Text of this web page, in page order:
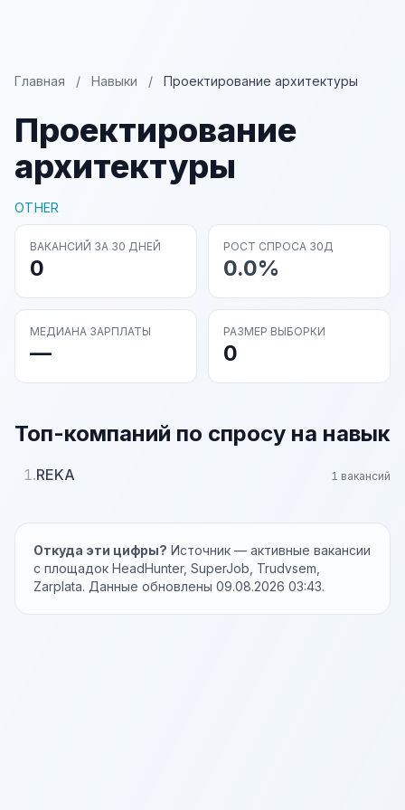
Главная / Навыки / Проектирование архитектуры
Проектирование
архитектуры
OTHER
ВАКАНСИЙ ЗА 30 ДНЕЙ
0
РОСТ СПРОСА 30Д
0.0%
МЕДИАНА ЗАРПЛАТЫ
—
РАЗМЕР ВЫБОРКИ
0
Топ-компаний по спросу на навык
1.REKA 1 вакансий
Откуда эти цифры? Источник — активные вакансии
с площадок HeadHunter, SuperJob, Trudvsem,
Zarplata. Данные обновлены 09.08.2026 03:43.